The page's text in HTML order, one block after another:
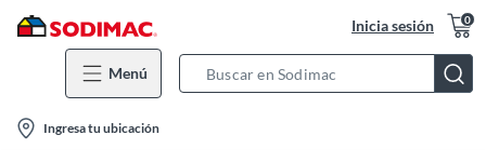
Inicia sesión 0
Menú
Bar
location-
icon
Ingresa tu ubicación